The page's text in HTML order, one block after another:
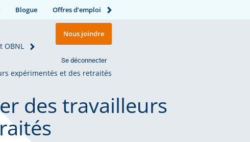
Blogue Offres d’emploi
OBNL
Nous joindre
Se déconnecter
expérimentés et des retraités
des travailleurs